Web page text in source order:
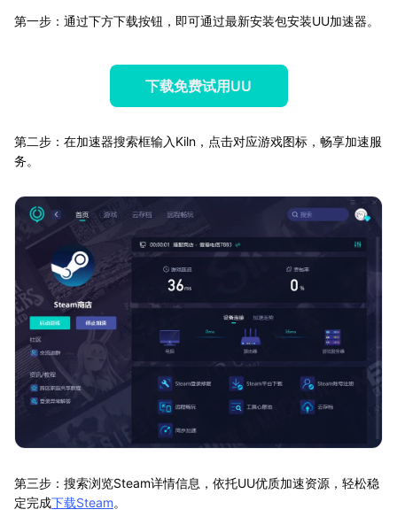
第一步：通过下方下载按钮，即可通过最新安装包安装UU加速器。
下载免费试用UU
第二步：在加速器搜索框输入Kiln，点击对应游戏图标，畅享加速服
务。
第三步：搜索浏览Steam详情信息，依托UU优质加速资源，轻松稳
定完成下载Steam。